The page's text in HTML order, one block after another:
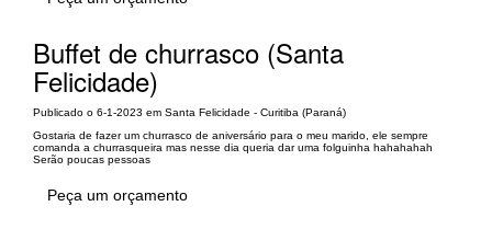
Buffet de churrasco (Santa
Felicidade)
Publicado o 6-1-2023 em Santa Felicidade - Curitiba (Paraná)
Gostaria de fazer um churrasco de aniversário para o meu marido, ele sempre
comanda a churrasqueira mas nesse dia queria dar uma folguinha hahahahah
Serão poucas pessoas
Peça um orçamento